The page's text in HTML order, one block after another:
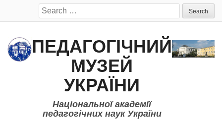
Search
for:
ПЕДАГОГІЧНИЙ
МУЗЕЙ
УКРАЇНИ
Національної академії
педагогічних наук України